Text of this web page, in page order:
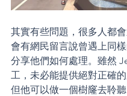
其實有些問題，很多人都
會有網民留言說曾遇上同
分享他們如何處理。雖然
工，未必能提供絕對正確的
但他可以做一個樹窿去聆